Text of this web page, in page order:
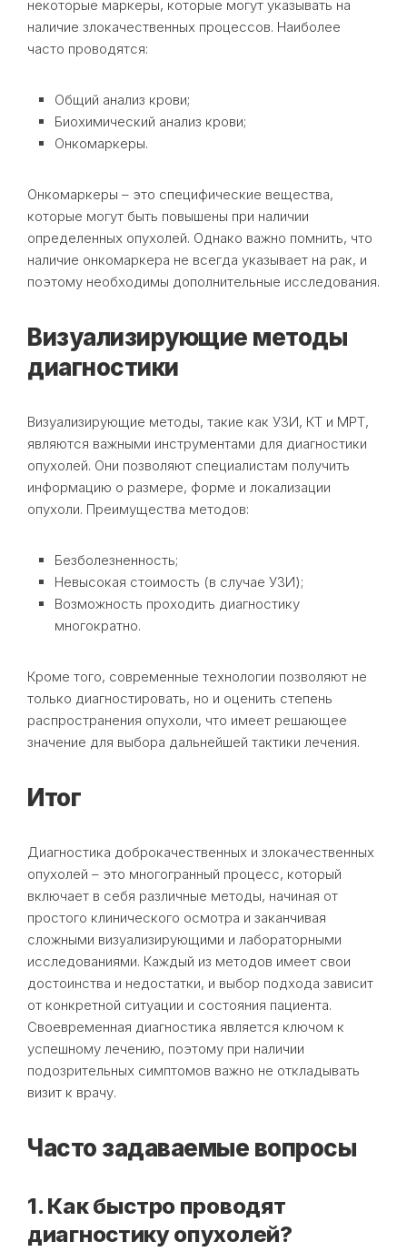
некоторые маркеры, которые могут указывать на
наличие злокачественных процессов. Наиболее
часто проводятся:
Общий анализ крови;
Биохимический анализ крови;
Онкомаркеры.
Онкомаркеры – это специфические вещества,
которые могут быть повышены при наличии
определенных опухолей. Однако важно помнить, что
наличие онкомаркера не всегда указывает на рак, и
поэтому необходимы дополнительные исследования.
Визуализирующие методы
диагностики
Визуализирующие методы, такие как УЗИ, КТ и МРТ,
являются важными инструментами для диагностики
опухолей. Они позволяют специалистам получить
информацию о размере, форме и локализации
опухоли. Преимущества методов:
Безболезненность;
Невысокая стоимость (в случае УЗИ);
Возможность проходить диагностику
многократно.
Кроме того, современные технологии позволяют не
только диагностировать, но и оценить степень
распространения опухоли, что имеет решающее
значение для выбора дальнейшей тактики лечения.
Итог
Диагностика доброкачественных и злокачественных
опухолей – это многогранный процесс, который
включает в себя различные методы, начиная от
простого клинического осмотра и заканчивая
сложными визуализирующими и лабораторными
исследованиями. Каждый из методов имеет свои
достоинства и недостатки, и выбор подхода зависит
от конкретной ситуации и состояния пациента.
Своевременная диагностика является ключом к
успешному лечению, поэтому при наличии
подозрительных симптомов важно не откладывать
визит к врачу.
Часто задаваемые вопросы
1. Как быстро проводят
диагностику опухолей?